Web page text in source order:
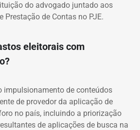
do advogado juntado aos
Prestação de Contas no PJE.
eleitorais com
impulsionamento de conteúdos
de provedor da aplicação de
no país, incluindo a priorização
de aplicações de busca na